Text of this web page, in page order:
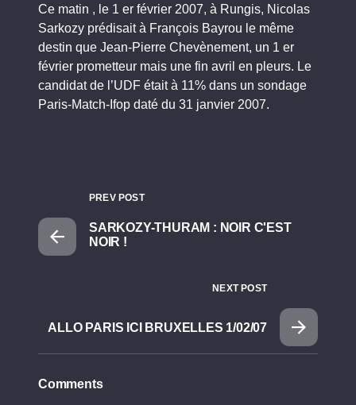
Ce matin , le 1 er février 2007, à Rungis, Nicolas
Sarkozy prédisait à François Bayrou le même
destin que Jean-Pierre Chevènement, un 1 er
février prometteur mais une fin avril en pleurs. Le
candidat de l’UDF était à 11% dans un sondage
Paris-Match-Ifop daté du 31 janvier 2007.
PREV POST
SARKOZY-THURAM : NOIR C'EST
NOIR !
NEXT POST
ALLO PARIS ICI BRUXELLES 1/02/07
Comments